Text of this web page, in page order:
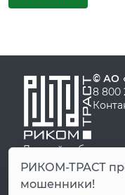
© АО
8 800
Личный кабинет
Демо-счет
Старая версия сайта
РИКОМ-ТРАСТ
мошенники!